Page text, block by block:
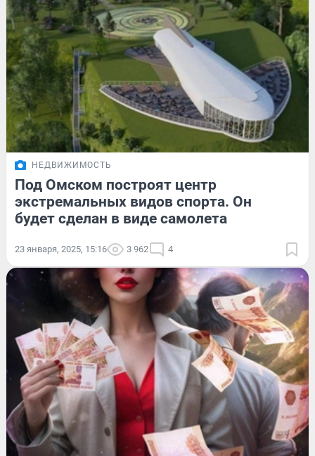
НЕДВИЖИМОСТЬ
Под Омском построят центр
экстремальных видов спорта. Он
будет сделан в виде самолета
23 января, 2025, 15:16 3 962 4